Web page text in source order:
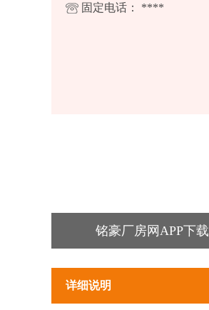
固定电话： ****
铭豪厂房网APP下载
详细说明